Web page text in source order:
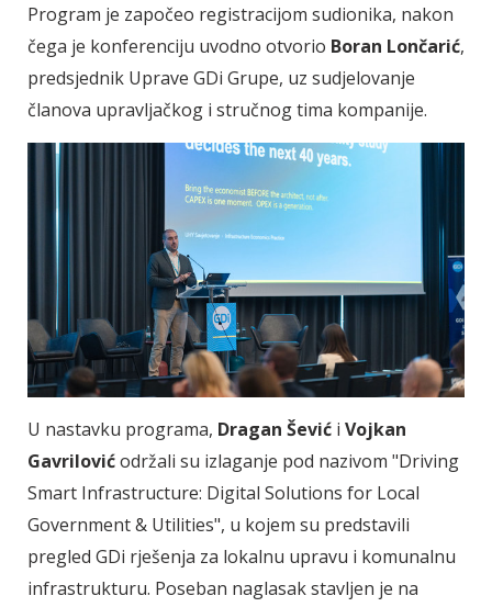
Program je započeo registracijom sudionika, nakon
čega je konferenciju uvodno otvorio Boran Lončarić,
predsjednik Uprave GDi Grupe, uz sudjelovanje
članova upravljačkog i stručnog tima kompanije.
U nastavku programa, Dragan Šević i Vojkan
Gavrilovićodržali su izlaganje pod nazivom "Driving
Smart Infrastructure: Digital Solutions for Local
Government & Utilities", u kojem su predstavili
pregled GDi rješenja za lokalnu upravu i komunalnu
infrastrukturu. Poseban naglasak stavljen je na